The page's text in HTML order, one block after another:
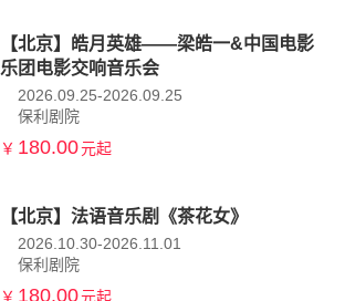
【北京】皓月英雄——梁皓一&中国电影
乐团电影交响音乐会
2026.09.25-2026.09.25
保利剧院
￥ 180.00元起
【北京】法语音乐剧《茶花女》
2026.10.30-2026.11.01
保利剧院
￥ 180.00元起